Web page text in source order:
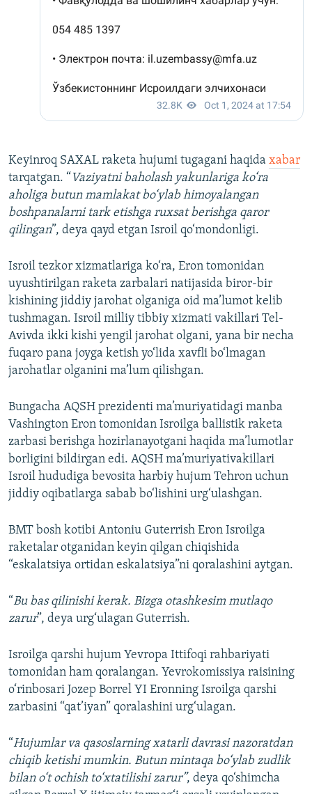
Keyinroq SAXAL raketa hujumi tugagani haqida xabar
tarqatgan. “ Vaziyatni baholash yakunlariga ko‘ra
aholiga butun mamlakat bo‘ylab himoyalangan
boshpanalarni tark etishga ruxsat berishga qaror
qilingan”, deya qayd etgan Isroil qo‘mondonligi.
Isroil tezkor xizmatlariga ko‘ra, Eron tomonidan
uyushtirilgan raketa zarbalari natijasida biror-bir
kishining jiddiy jarohat olganiga oid ma’lumot kelib
tushmagan. Isroil milliy tibbiy xizmati vakillari Tel-
Avivda ikki kishi yengil jarohat olgani, yana bir necha
fuqaro pana joyga ketish yo‘lida xavfli bo‘lmagan
jarohatlar olganini ma’lum qilishgan.
Bungacha AQSH prezidenti ma’muriyatidagi manba
Vashington Eron tomonidan Isroilga ballistik raketa
zarbasi berishga hozirlanayotgani haqida ma’lumotlar
borligini bildirgan edi. AQSH ma’muriyativakillari
Isroil hududiga bevosita harbiy hujum Tehron uchun
jiddiy oqibatlarga sabab bo‘lishini urg‘ulashgan.
BMT bosh kotibi Antoniu Guterrish Eron Isroilga
raketalar otganidan keyin qilgan chiqishida
“eskalatsiya ortidan eskalatsiya”ni qoralashini aytgan.
“Bu bas qilinishi kerak. Bizga otashkesim mutlaqo
zarur”, deya urg‘ulagan Guterrish.
Isroilga qarshi hujum Yevropa Ittifoqi rahbariyati
tomonidan ham qoralangan. Yevrokomissiya raisining
o‘rinbosari Jozep Borrel YI Eronning Isroilga qarshi
zarbasini “qat’iyan” qoralashini urg‘ulagan.
“Hujumlar va qasoslarning xatarli davrasi nazoratdan
chiqib ketishi mumkin. Butun mintaqa bo‘ylab zudlik
bilan o‘t ochish to‘xtatilishi zarur”, deya qo‘shimcha